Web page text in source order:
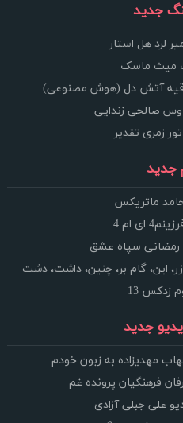
جدید
لرد هل استار
میث ماسک
آتش دل (هوش مصنوعی)
صالحی زندایی
زمری تقدیر
جدید
حامد ماتریکس
ای ام 4
رمضانی سپاه عشق
این، گام بر، چنین، داشت، دشت
زدکس 13
جدید
مهدیزاده به زبون خودم
فرهنگیان پرونده غم
علی جبلی آزادی